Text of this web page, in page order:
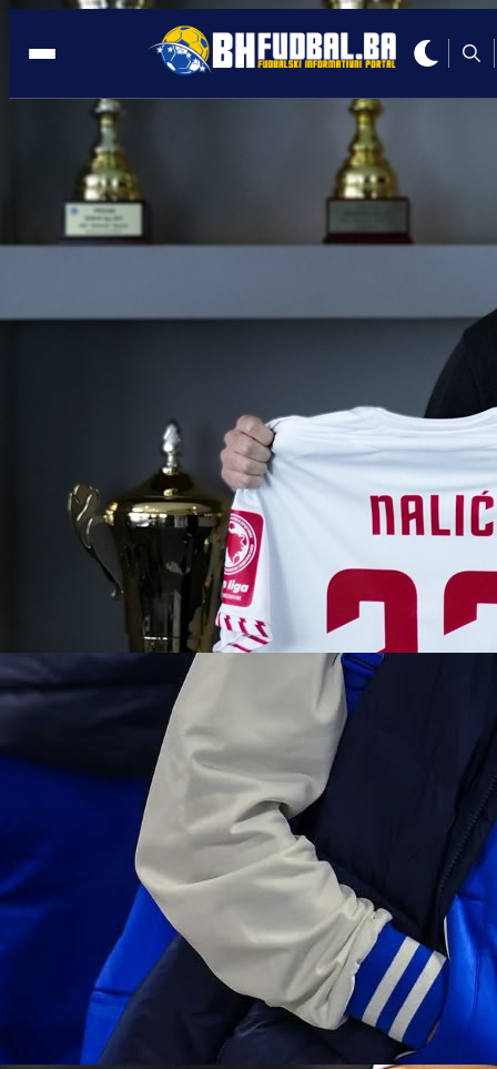
ODGOVOR SAVEZA
Darko Čeferin odgovorio Željezničaru:
Plavi nisu oštećeni protiv Sloge!
Redakcija
11:09, 12.03.2026